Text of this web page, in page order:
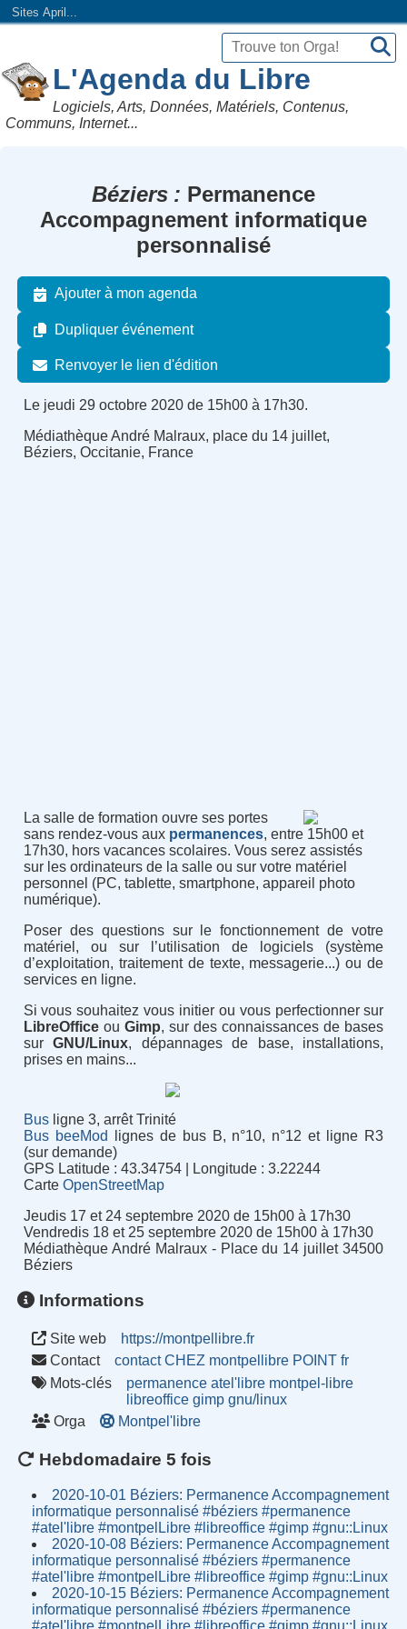
Sites April...
L'Agenda du Libre
Logiciels, Arts, Données, Matériels, Contenus,
Communs, Internet...
Béziers
Permanence
Accompagnement informatique
personnalisé
Ajouter à mon agenda
Dupliquer événement
Renvoyer le lien d'édition
Le jeudi 29 octobre 2020 de 15h00 à 17h30.
Médiathèque André Malraux, place du 14 juillet,
Béziers, Occitanie, France
La salle de formation ouvre ses portes
sans rendez-vous aux permanences, entre 15h00 et
17h30, hors vacances scolaires. Vous serez assistés
sur les ordinateurs de la salle ou sur votre matériel
personnel (PC, tablette, smartphone, appareil photo
numérique).
Poser des questions sur le fonctionnement de votre
matériel, ou sur l’utilisation de logiciels (système
d’exploitation, traitement de texte, messagerie...) ou de
services en ligne.
Si vous souhaitez vous initier ou vous perfectionner sur
LibreOffice ou Gimp, sur des connaissances de bases
surGNU/Linux, dépannages de base, installations,
prises en mains...
Busligne 3, arrêt Trinité
Bus beeMod lignes de bus B, n°10, n°12 et ligne R3
(sur demande)
GPS Latitude : 43.34754 | Longitude : 3.22244
Carte OpenStreetMap
Jeudis 17 et 24 septembre 2020 de 15h00 à 17h30
Vendredis 18 et 25 septembre 2020 de 15h00 à 17h30
Médiathèque André Malraux - Place du 14 juillet 34500
Béziers
Informations
Site web
https://montpellibre.fr
Contact
contact CHEZ montpellibre POINT fr
Mots-clés
permanence atel'libre montpel-libre
libreoffice gimp gnu/linux
Orga
Montpel'libre
Hebdomadaire 5 fois
2020-10-01 Béziers: Permanence Accompagnement
informatique personnalisé #béziers #permanence
#atel'libre #montpelLibre #libreoffice #gimp #gnu::Linux
2020-10-08 Béziers: Permanence Accompagnement
informatique personnalisé #béziers #permanence
#atel'libre #montpelLibre #libreoffice #gimp #gnu::Linux
2020-10-15 Béziers: Permanence Accompagnement
informatique personnalisé #béziers #permanence
#atel'libre #montpelLibre #libreoffice #gimp #gnu::Linux